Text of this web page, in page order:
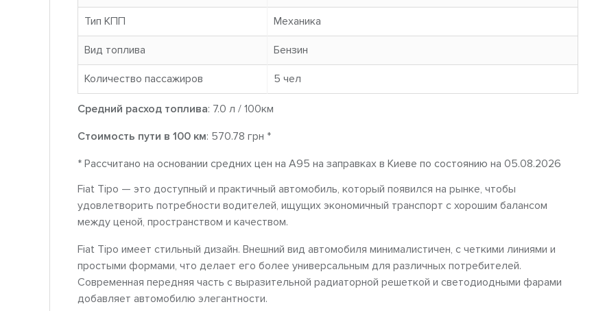
Тип КПП Механика
Вид топлива Бензин
Количество пассажиров 5 чел
Средний расход топлива: 7.0 л / 100км
Стоимость пути в 100 км: 570.78 грн *
* Рассчитано на основании средних цен на A95 на заправках в Киеве по состоянию на 05.08.2026
Fiat Tipo — это доступный и практичный автомобиль, который появился на рынке, чтобы
удовлетворить потребности водителей, ищущих экономичный транспорт с хорошим балансом
между ценой, пространством и качеством.
Fiat Tipo имеет стильный дизайн. Внешний вид автомобиля минималистичен, с четкими линиями и
простыми формами, что делает его более универсальным для различных потребителей.
Современная передняя часть с выразительной радиаторной решеткой и светодиодными фарами
добавляет автомобилю элегантности.